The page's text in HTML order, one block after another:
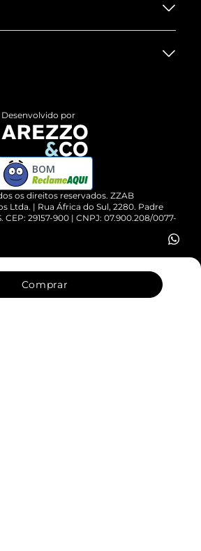
Comprar
os direitos reservados. ZZAB
Ltda. | Rua África do Sul, 2280. Padre
CEP: 29157-900 | CNPJ: 07.900.208/0077-
Desenvolvido por
BOM